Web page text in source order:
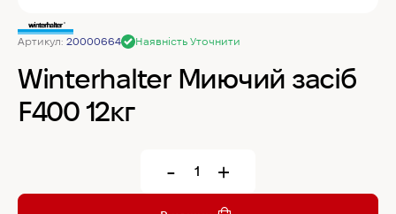
Samaref Холодильна шафа PF 600 TN
Rational Пароконвекційна піч газова iCombi
Pro 6-1/1
Артикул: 20000664 Наявність Уточнити
Winterhalter Миючий засіб
F400 12кг
- +